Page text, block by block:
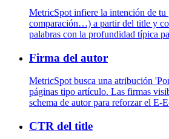
MetricSpot infiere la intención de tu
comparación…) a partir del title y
palabras con la profundidad típica
Firma del autor
MetricSpot busca una atribución
páginas tipo artículo. Las firmas
schema de autor para reforzar el E-
CTR del title